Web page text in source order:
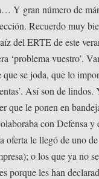
Y gran número de
Recuerdo muy
del ERTE de este
‘problema vuestro’.
se joda, que lo
Así son de lindos.
que le ponen en
con Defensa y
oferta le llegó de uno
o los que ya no se
porque les han